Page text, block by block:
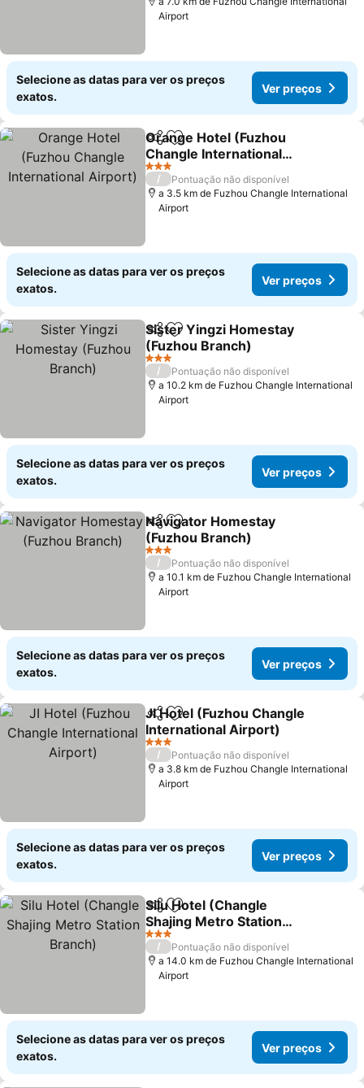
Airport
Selecione as datas para ver os preços
exatos.
Ver preços
PartilharAdicionar aos favoritos
Orange Hotel (Fuzhou
Changle International
Airport)
Ver preços
3 Estrelas
/
Pontuação não disponível
a 3.5 km de Fuzhou Changle International
Airport
Selecione as datas para ver os preços
exatos.
Ver preços
PartilharAdicionar aos favoritos
Sister Yingzi Homestay
(Fuzhou Branch)
Ver preços
3 Estrelas
/
Pontuação não disponível
a 10.2 km de Fuzhou Changle International
Airport
Selecione as datas para ver os preços
exatos.
Ver preços
PartilharAdicionar aos favoritos
Navigator Homestay
(Fuzhou Branch)
Ver preços
3 Estrelas
/
Pontuação não disponível
a 10.1 km de Fuzhou Changle International
Airport
Selecione as datas para ver os preços
exatos.
Ver preços
PartilharAdicionar aos favoritos
JI Hotel (Fuzhou Changle
International Airport)
Ver preços
3 Estrelas
/
Pontuação não disponível
a 3.8 km de Fuzhou Changle International
Airport
Selecione as datas para ver os preços
exatos.
Ver preços
PartilharAdicionar aos favoritos
Silu Hotel (Changle
Shajing Metro Station
Branch)
Ver preços
3 Estrelas
/
Pontuação não disponível
a 14.0 km de Fuzhou Changle International
Airport
Selecione as datas para ver os preços
exatos.
Ver preços